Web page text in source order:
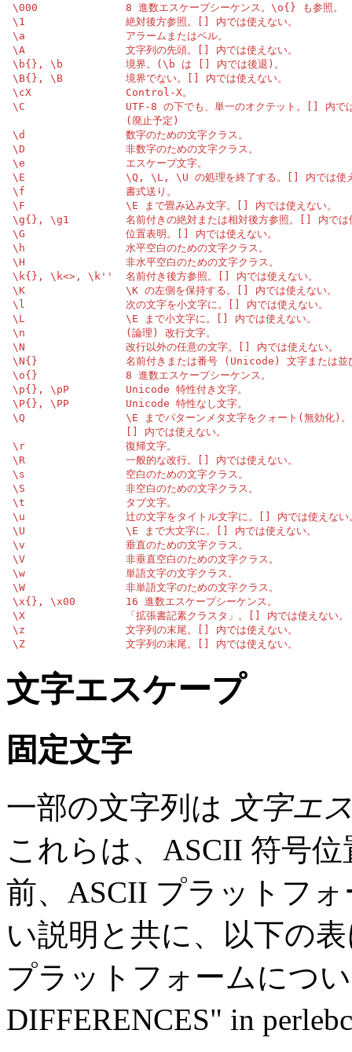
\000              8 進数エスケープシーケンス。\o{} も参照。
\1                絶対後方参照。[] 内では使えない。
\a                アラームまたはベル。
\A                文字列の先頭。[] 内では使えない。
\b{}, \b          境界。(\b は [] 内では後退)。
\B{}, \B          境界でない。[] 内では使えない。
\cX               Control-X。
\C                UTF-8 の下でも、単一のオクテット。[] 内では
                   (廃止予定)
\d                数字のための文字クラス。
\D                非数字のための文字クラス。
\e                エスケープ文字。
\E                \Q, \L, \U の処理を終了する。[] 内では使え
\f                書式送り。
\F                \E まで畳み込み文字。[] 内では使えない。
\g{}, \g1         名前付きの絶対または相対後方参照。[] 内では
\G                位置表明。[] 内では使えない。
\h                水平空白のための文字クラス。
\H                非水平空白のための文字クラス。
\k{}, \k<>, \k''  名前付き後方参照。[] 内では使えない。
\K                \K の左側を保持する。[] 内では使えない。
\l                次の文字を小文字に。[] 内では使えない。
\L                \E まで小文字に。[] 内では使えない。
\n                (論理) 改行文字。
\N                改行以外の任意の文字。[] 内では使えない。
\N{}              名前付きまたは番号 (Unicode) 文字または並
\o{}              8 進数エスケープシーケンス。
\p{}, \pP         Unicode 特性付き文字。
\P{}, \PP         Unicode 特性なし文字。
\Q                \E までパターンメタ文字をクォート(無効化)。
                   [] 内では使えない。
\r                復帰文字。
\R                一般的な改行。[] 内では使えない。
\s                空白のための文字クラス。
\S                非空白のための文字クラス。
\t                タブ文字。
\u                辻の文字をタイトル文字に。[] 内では使えない
\U                \E まで大文字に。[] 内では使えない。
\v                垂直のための文字クラス。
\V                非垂直空白のための文字クラス。
\w                単語文字の文字クラス。
\W                非単語文字のための文字クラス。
\x{}, \x00        16 進数エスケープシーケンス。
\X                「拡張書記素クラスタ」。[] 内では使えない。
\z                文字列の末尾。[] 内では使えない。
\Z                文字列の末尾。[] 内では使えない。
文字エスケープ
固定文字
一部の文字列は 文字エ
これらは、ASCII 符号
前、ASCII プラットフ
い説明と共に、以下の
プラットフォームにつ
DIFFERENCES" in